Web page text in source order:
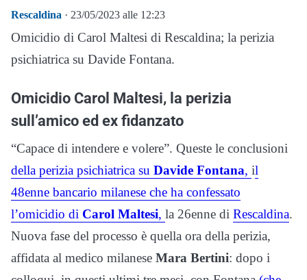
Rescaldina · 23/05/2023 alle 12:23
Omicidio di Carol Maltesi di Rescaldina; la perizia
psichiatrica su Davide Fontana.
Omicidio Carol Maltesi, la perizia
sull’amico ed ex fidanzato
“Capace di intendere e volere”. Queste le conclusioni
della perizia psichiatrica su Davide Fontana, il
48enne bancario milanese che ha confessato
l’omicidio di Carol Maltesi, la 26enne di Rescaldina.
Nuova fase del processo è quella ora della perizia,
affidata al medico milanese Mara Bertini: dopo i